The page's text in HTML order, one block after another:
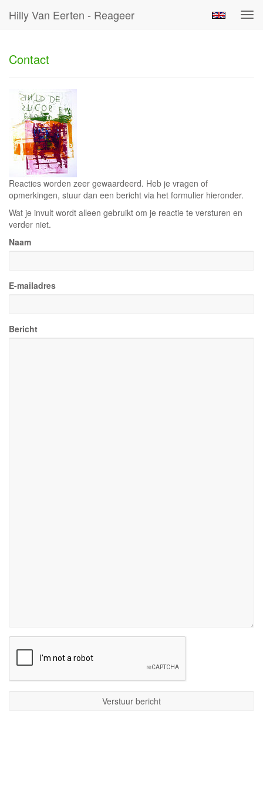
Hilly Van Eerten - Reageer
Contact
Reacties worden zeer gewaardeerd. Heb je vragen of
opmerkingen, stuur dan een bericht via het formulier hieronder.
Wat je invult wordt alleen gebruikt om je reactie te versturen en
verder niet.
Naam
E-mailadres
Bericht